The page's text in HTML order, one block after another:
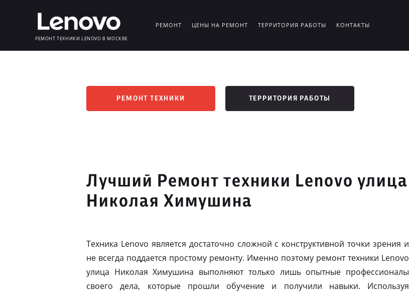
РЕМОНТ ТЕХНИКИ LENOVO В МОСКВЕ
РЕМОНТ ЦЕНЫ НА РЕМОНТ ТЕРРИТОРИЯ РАБОТЫ КОНТАКТЫ
РЕМОНТ ТЕХНИКИ ТЕРРИТОРИЯ РАБОТЫ
Лучший Ремонт техники Lenovo улица
Николая Химушина
Техника Lenovo является достаточно сложной с конструктивной точки зрения и
не всегда поддается простому ремонту. Именно поэтому ремонт техники Lenovo
улица Николая Химушина выполняют только лишь опытные профессионалы
своего дела, которые прошли обучение и получили навыки. Используя